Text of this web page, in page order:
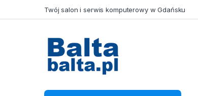
Skip to navigationTwój salon i serwis komputerowy w Gdańsku